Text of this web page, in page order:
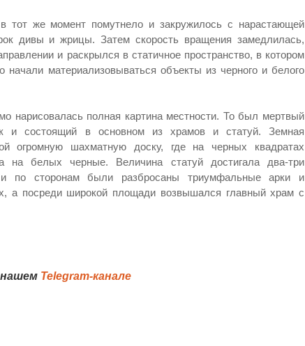
в тот же момент помутнело и закружилось с нарастающей
дивы и жрицы. Затем скорость вращения замедлилась,
и раскрылся в статичное пространство, в котором
начали материализовываться объекты из черного и белого
нарисовалась полная картина местности. То был мертвый
и состоящий в основном из храмов и статуй. Земная
огромную шахматную доску, где на черных квадратах
на белых черные. Величина статуй достигала два-три
и по сторонам были разбросаны триумфальные арки и
а посреди широкой площади возвышался главный храм с
Telegram-канале